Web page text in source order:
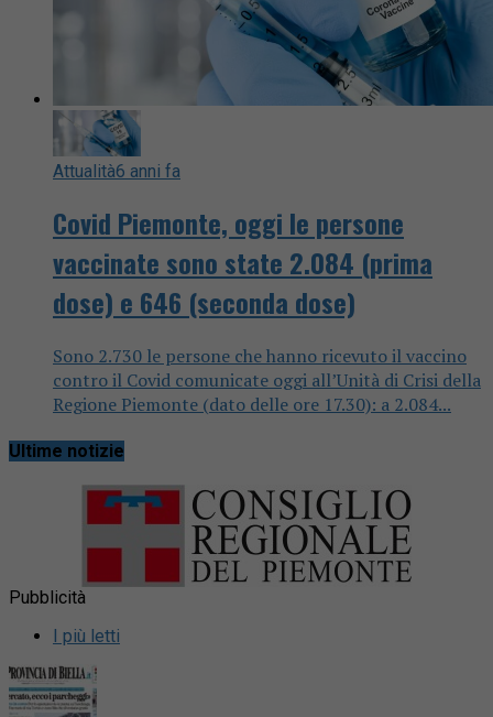
Attualità6 anni fa
Covid Piemonte, oggi le persone
vaccinate sono state 2.084 (prima
dose) e 646 (seconda dose)
Sono 2.730 le persone che hanno ricevuto il vaccino
contro il Covid comunicate oggi all’Unità di Crisi della
Regione Piemonte (dato delle ore 17.30): a 2.084...
Ultime notizie
Pubblicità
I più letti